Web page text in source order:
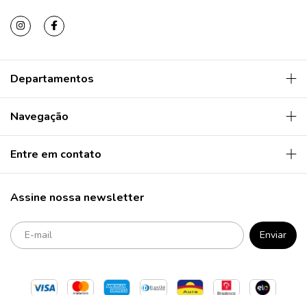
Departamentos
Navegação
Entre em contato
Assine nossa newsletter